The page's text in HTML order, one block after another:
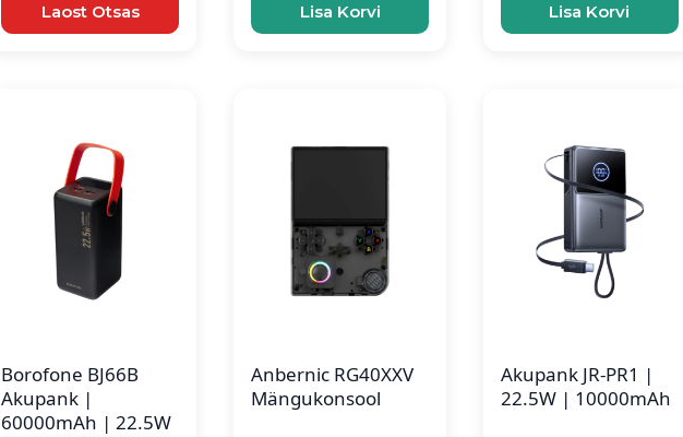
Laost Otsas Lisa Korvi Lisa Korvi
Borofone BJ66B
Akupank |
60000mAh | 22.5W
Anbernic RG40XXV
Mängukonsool
Akupank JR-PR1 |
22.5W | 10000mAh